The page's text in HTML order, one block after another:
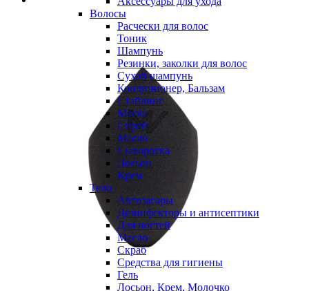
Волосы
Расчески для волос
Тоник
Шампунь
Резинки, заколки для волос
Сухой шампунь
Кондиционер, Бальзам
Стайлинг
Маска
Спрей
Масло
Сыворотка
Лосьон
Крем
Тело
Автозагары
Дезинфекторы и антисептики
Для ногтей
Масло
Скраб
Средства для гигиены
Гель
Лосьон, Крем, Молочко